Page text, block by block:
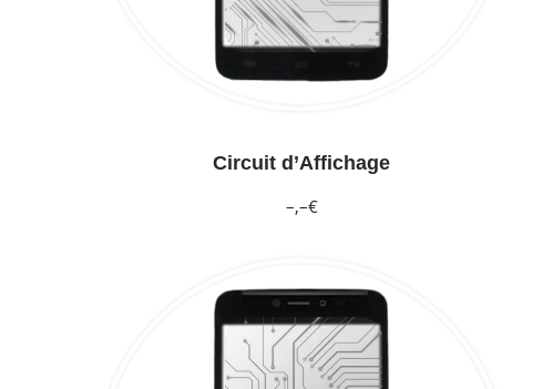
Circuit d’Affichage
–,–€